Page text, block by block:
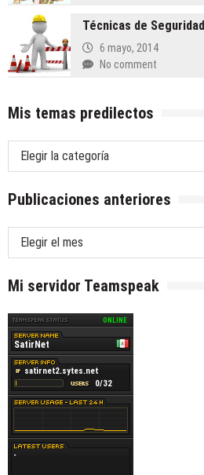
Técnicas de Seguridad
6 mayo, 2014
No comment
Mis temas predilectos
Mis
temas
Publicaciones anteriores
Publicaciones
anteriores
Mi servidor Teamspeak